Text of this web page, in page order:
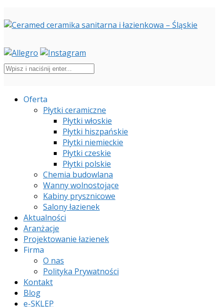
Oferta
Płytki ceramiczne
Płytki włoskie
Płytki hiszpańskie
Płytki niemieckie
Płytki czeskie
Płytki polskie
Chemia budowlana
Wanny wolnostojące
Kabiny prysznicowe
Salony łazienek
Aktualności
Aranżacje
Projektowanie łazienek
Firma
O nas
Polityka Prywatności
Kontakt
Blog
e-SKLEP